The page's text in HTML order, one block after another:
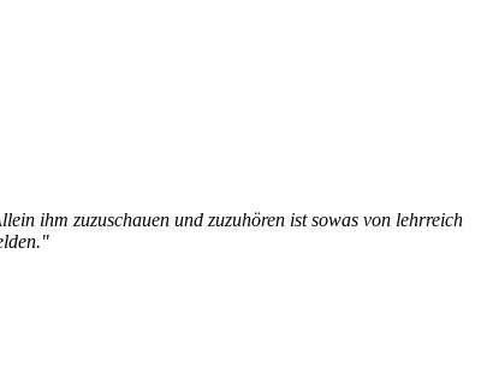
ihm zuzuschauen und zuzuhören ist sowas von lehrreich